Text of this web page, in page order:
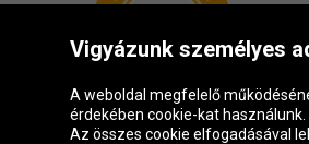
Vigyázunk személyes
A weboldal megfelelő
érdekében cookie-kat használunk.
Az összes cookie elfogadásával